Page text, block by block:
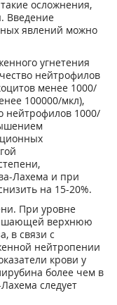
осложнения,
Введение
явлений можно
угнетения
нейтрофилов
менее 1000/
100000/мкл),
нейтрофилов 1000/
Лахема и при
на 15-20%.
При уровне
верхнюю
в связи с
нейтропении
крови у
более чем в
следует